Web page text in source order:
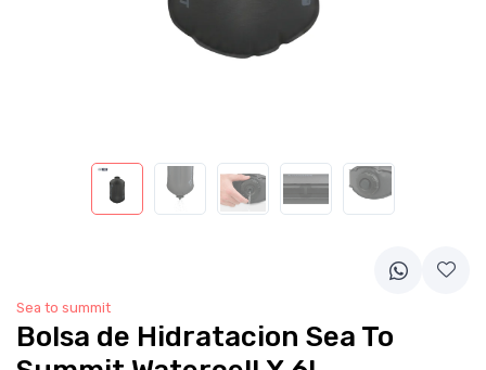
Sea to summit
Bolsa de Hidratacion Sea To